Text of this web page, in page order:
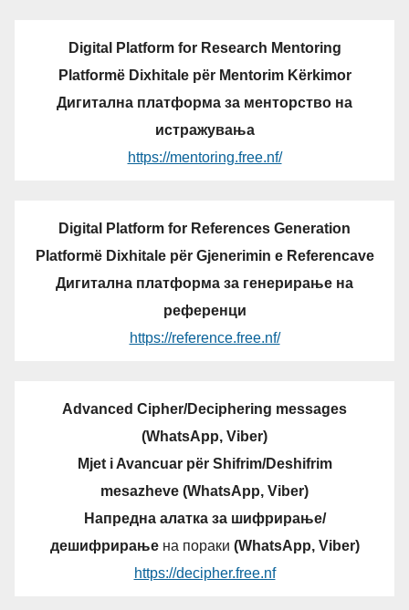
Digital Platform for Research Mentoring
Platformë Dixhitale për Mentorim Kërkimor
Дигитална платформа за менторство на
истражувања
https://mentoring.free.nf/
Digital Platform for References Generation
Platformë Dixhitale për Gjenerimin e Referencave
Дигитална платформа за генерирање на
референци
https://reference.free.nf/
Advanced Cipher/Deciphering messages
(WhatsApp, Viber)
Mjet i Avancuar për Shifrim/Deshifrim
mesazheve (WhatsApp, Viber)
Напредна алатка за шифрирање/
дешифрирањена пораки (WhatsApp, Viber)
https://decipher.free.nf